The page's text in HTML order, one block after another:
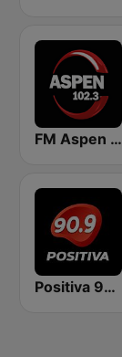
FM Aspen 102.3
Positiva 90.9 - Radio Mitre Corrientes